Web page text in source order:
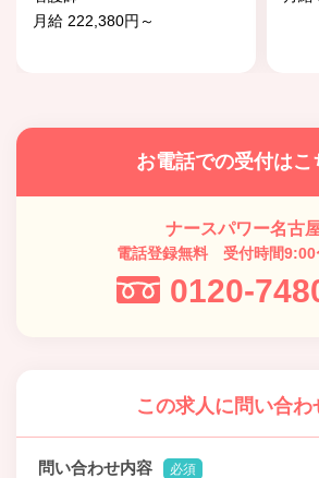
月給 222,380円～
お電話での受付はこ
ナースパワー名古
電話登録無料 受付時間9:00
0120-
この求人に問い合わ
問い合わせ内容 必須